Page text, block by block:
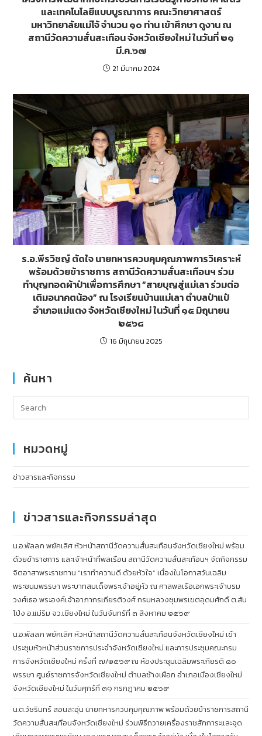
และเทคโนโลยีแบบบูรณาการ คณะวิทยาศาสตร์
มหาวิทยาลัยแม่โจ้ จำนวน ๑๐ ท่าน เข้าศึกษา ดูงาน ณ
สถานีวัดความสั่นสะเทือน จังหวัดเชียงใหม่ ในวันที่ ๒๑
มี.ค.๖๗
21 มีนาคม 2024
ร.อ.พีรวิชญ์ ตัดใจ นายทหารควบคุมคุณภาพการวิเคราะห์
พร้อมด้วยข้าราชการ สถานีวัดความสั่นสะเทือนฯ ร่วม
ทำบุญทอดผ้าป่าเพื่อการศึกษา “สายบุญสู่แม่เลา ร่วมต่อ
เติมอนาคตน้อง” ณ โรงเรียนบ้านแม่เลา ตำบลป่าแป๋
อำเภอแม่แตง จังหวัดเชียงใหม่ ในวันที่ ๑๕ มิถุนายน
๒๕๖๘
16 มิถุนายน 2025
ค้นหา
หมวดหมู่
ข่าวสารและกิจกรรม
ข่าวสารและกิจกรรมล่าสุด
น.อ.พัลลภ พยัคเลิศ หัวหน้าสถานีวัดความสั่นสะเทือนจังหวัดเชียงใหม่ พร้อม
ด้วยข้าราชการ และเจ้าหน้าที่พลเรือน สถานีวัดความสั่นสะเทือนฯ จัดกิจกรรม
จิตอาสาพระราชทาน “เราทำความดี ด้วยหัวใจ” เนื่องในโอกาสวันเฉลิม
พระชนมพรรษา พระบาทสมเด็จพระเจ้าอยู่หัว ณ ศาลพลเรือเอกพระเจ้าบรม
วงศ์เธอ พระองค์เจ้าอาภากรเกียรติวงศ์ กรมหลวงชุมพรเขตอุดมศักดิ์ ต.สัน
โป่ง อ.แม่ริม จว.เชียงใหม่ ในวันจันทร์ที่ ๓ สิงหาคม ๒๕๖๙
น.อ.พัลลภ พยัคเลิศ หัวหน้าสถานีวัดความสั่นสะเทือนจังหวัดเชียงใหม่ เข้า
ประชุมหัวหน้าส่วนราชการประจำจังหวัดเชียงใหม่ และการประชุมคณะกรม
การจังหวัดเชียงใหม่ ครั้งที่ ๗/๒๕๖๙ ณ ห้องประชุมเฉลิมพระเกียรติ ๘๐
พรรษา ศูนย์ราชการจังหวัดเชียงใหม่ ตำบลช้างเผือก อำเภอเมืองเชียงใหม่
จังหวัดเชียงใหม่ ในวันศุกร์ที่ ๓๑ กรกฎาคม ๒๕๖๙
น.ต.วัชรินทร์ สอนละอุ่น นายทหารควบคุมคุณภาพ พร้อมด้วยข้าราชการสถานี
วัดความสั่นสะเทือนจังหวัดเชียงใหม่ ร่วมพิธีถวายเครื่องราชสักการะและจุด